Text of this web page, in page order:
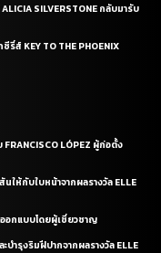
SILVERSTONE กลับมารับ
ส์ KEY TO THE PHOENIX
LÓPEZ ผู้ก่อตั้ง
ให้กับใบหน้าจากผลรางวัล ELLE
อกแบบโดยผู้เชี่ยวชาญ
ำรุงริมฝีปากจากผลรางวัล ELLE